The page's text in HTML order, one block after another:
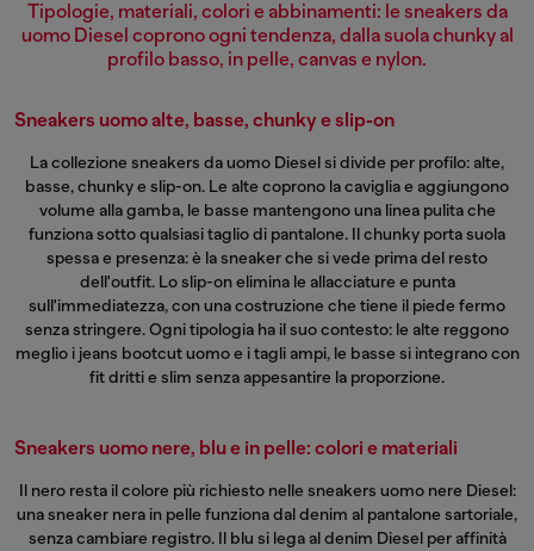
Tipologie, materiali, colori e abbinamenti: le sneakers da
uomo Diesel coprono ogni tendenza, dalla suola chunky al
profilo basso, in pelle, canvas e nylon.
Sneakers uomo alte, basse, chunky e slip-on
La collezione sneakers da uomo Diesel si divide per profilo: alte,
basse, chunky e slip-on. Le alte coprono la caviglia e aggiungono
volume alla gamba, le basse mantengono una linea pulita che
funziona sotto qualsiasi taglio di pantalone. Il chunky porta suola
spessa e presenza: è la sneaker che si vede prima del resto
dell'outfit. Lo slip-on elimina le allacciature e punta
sull'immediatezza, con una costruzione che tiene il piede fermo
senza stringere. Ogni tipologia ha il suo contesto: le alte reggono
meglio i jeans bootcut uomoe i tagli ampi, le basse si integrano con
fit dritti e slim senza appesantire la proporzione.
Sneakers uomo nere, blu e in pelle: colori e materiali
Il nero resta il colore più richiesto nelle sneakers uomo nere Diesel:
una sneaker nera in pelle funziona dal denim al pantalone sartoriale,
senza cambiare registro. Il blu si lega al denim Diesel per affinità